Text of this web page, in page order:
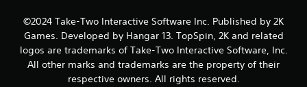
ç
õ
©2024 Take-Two Interactive Software Inc. Published by 2K
Games. Developed by Hangar 13. TopSpin, 2K and related
logos are trademarks of Take-Two Interactive Software, Inc.
All other marks and trademarks are the property of their
respective owners. All rights reserved.